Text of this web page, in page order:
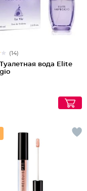
(14)
Туалетная вода Elite